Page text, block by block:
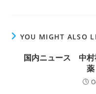
YOU MIGHT ALSO
国内ニュース 中